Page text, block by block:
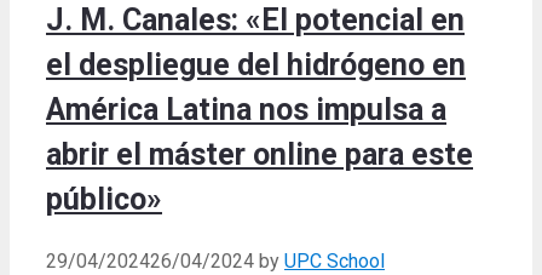
J. M. Canales: «El potencial en
el despliegue del hidrógeno en
América Latina nos impulsa a
abrir el máster online para este
público»
29/04/202426/04/2024 by UPC School